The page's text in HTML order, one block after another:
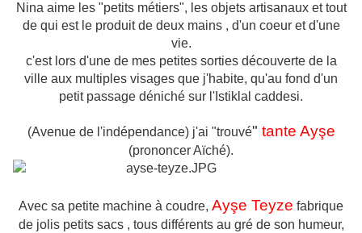
Nina aime les "petits métiers", les objets artisanaux et tout
de qui est le produit de deux mains , d'un coeur et d'une
vie.
c'est lors d'une de mes petites sorties découverte de la
ville aux multiples visages que j'habite, qu'au fond d'un
petit passage déniché sur l'Istiklal caddesi.
(Avenue de l'indépendance) j'ai "trouvé" tante Ayşe
(prononcer Aïché).
Avec sa petite machine à coudre, Ayşe Teyze fabrique
de jolis petits sacs , tous différents au gré de son humeur,